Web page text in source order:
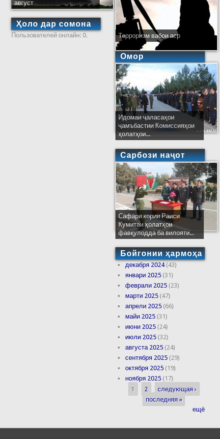
август
Ҳоло дар сомона
Пользователей онлайн: 0. Терроризм вабои аср
Омор
Идомаи ҷаласаҳои
ҷамъбастии Комиссияҳои
ҳолатҳои...
Сарбози наҷот
Сафари кории Раиси
Кумитаи ҳолатҳои
фавқулодда ба вилояти...
Бойгонии ҳармоҳа
декабря 2024(43)
январи 2025 (31)
феврали 2025 (23)
марти 2025 (47)
апрели 2025 (66)
майи 2025 (31)
июни 2025 (24)
июли 2025 (32)
августа 2025 (24)
сентября 2025 (29)
октября 2025 (19)
ноября 2025 (17)
Страницы
1 2
следующая ›
последняя »
ещё